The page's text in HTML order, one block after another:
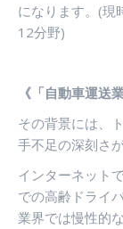
になります。 (現
12分野)
《「自動車運送
その背景には、
手不足の深刻さ
インターネット
での高齢ドライ
業界では慢性的